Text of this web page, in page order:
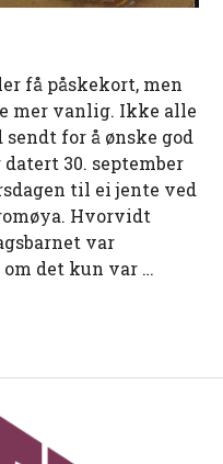
få påskekort, men
mer vanlig. Ikke alle
for å ønske god
30. september
til ei jente ved
Hvorvidt
var
det kun var …
…?